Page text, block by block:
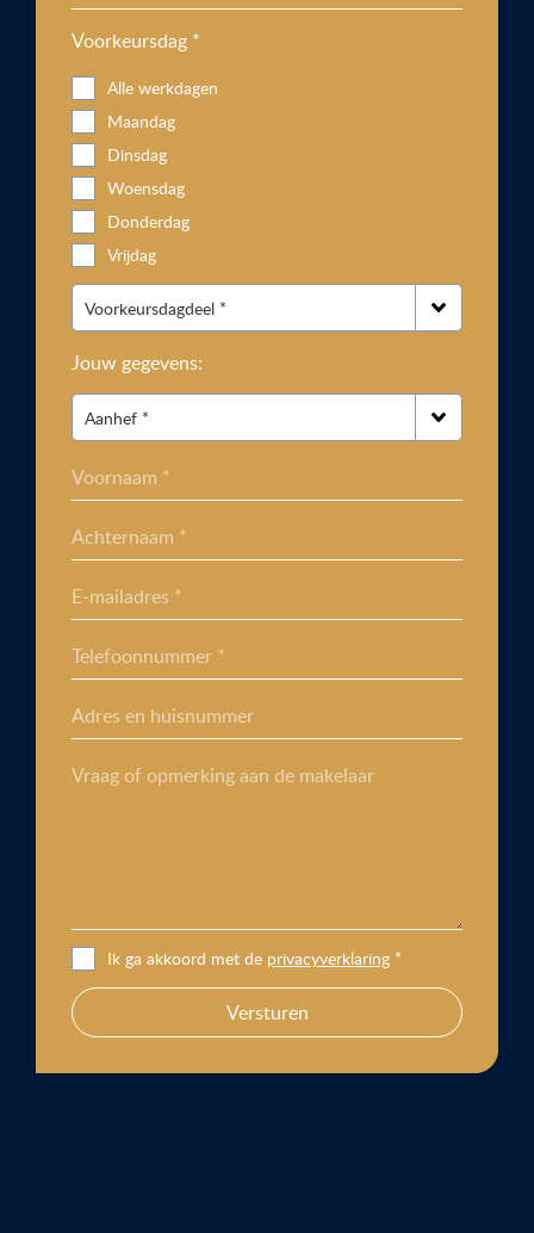
Voorkeursdag *
Alle werkdagen
Maandag
Dinsdag
Woensdag
Donderdag
Vrijdag
Jouw gegevens:
Voornaam *
Achternaam *
E-mailadres *
Telefoonnummer *
Adres en huisnummer
Vraag of opmerking aan de makelaar
Ik ga akkoord met de privacyverklaring *
Versturen